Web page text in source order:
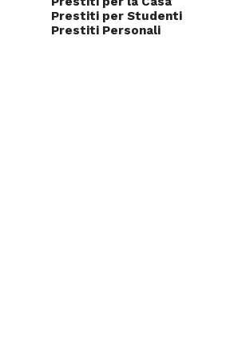
Prestiti per Studenti
Prestiti Personali